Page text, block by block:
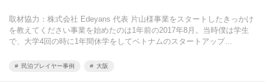
取材協力：株式会社 Edeyans 代表 片山様事業をスタートしたきっかけ
を教えてください事業を始めたのは1年前の2017年8月。当時僕は学生
で、大学4回の時に1年間休学をしてベトナムのスタートアップ…
民泊プレイヤー事例 大阪